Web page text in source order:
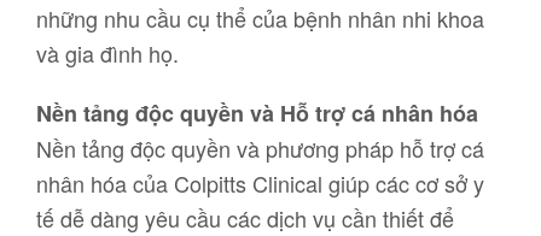
những nhu cầu cụ thể của bệnh nhân nhi khoa
và gia đình họ.
Nền tảng độc quyền và Hỗ trợ cá nhân hóa
Nền tảng độc quyền và phương pháp hỗ trợ cá
nhân hóa của Colpitts Clinical giúp các cơ sở y
tế dễ dàng yêu cầu các dịch vụ cần thiết để